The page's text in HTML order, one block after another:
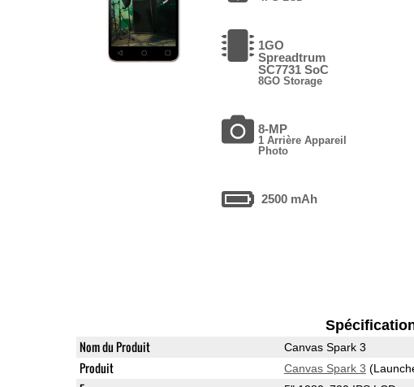
1GO
Spreadtrum
SC7731 SoC
8GO Storage
8-MP
1 Arrière Appareil
Photo
2500 mAh
Nom du Produit Canvas Spark 3
Produit Canvas Spark 3